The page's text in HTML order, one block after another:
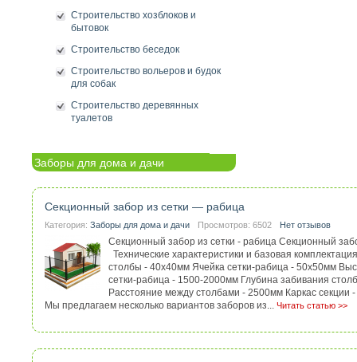
Строительство хозблоков и
бытовок
Строительство беседок
Строительство вольеров и будок
для собак
Строительство деревянных
туалетов
Заборы для дома и дачи
Секционный забор из сетки — рабица
Категория: Заборы для дома и дачи Просмотров: 6502 Нет отзывов
Секционный забор из сетки - рабица Секционный
Технические характеристики и базовая
столбы - 40х40мм Ячейка сетки-рабица - 50х50мм
сетки-рабица - 1500-2000мм Глубина забивания
Расстояние между столбами - 2500мм Каркас секции
Мы предлагаем несколько вариантов заборов из... Читать статью >>